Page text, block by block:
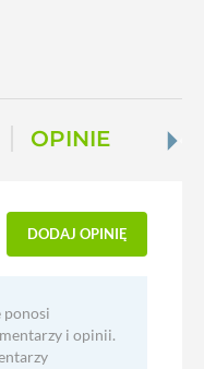
OPINIE
DODAJ OPINIĘ
ponosi
i opinii.